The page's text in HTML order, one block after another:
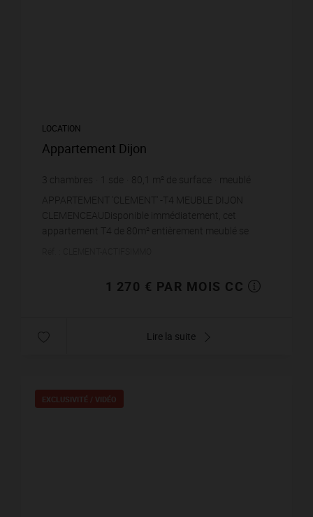
LOCATION
Appartement Dijon
3 chambres sde 80,1 m² de surface
meublé
15,86 €
prix / m²
APPARTEMENT 'CLEMENT' -T4 MEUBLE DIJON
CLEMENCEAUDisponible immédiatement, cet
appartement T4 de 80m² entièrement meublé se
1 270 € PAR MOIS CC
Lire la suite
EXCLUSIVITÉ / VIDÉO